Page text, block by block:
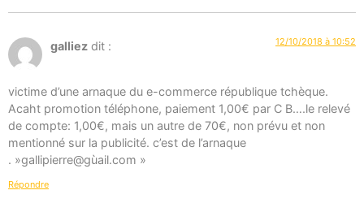
galliez dit : 12/10/2018 à 10:52
victime d’une arnaque du e-commerce république tchèque.
Acaht promotion téléphone, paiement 1,00€ par C B….le relevé
de compte: 1,00€, mais un autre de 70€, non prévu et non
mentionné sur la publicité. c’est de l’arnaque
. »gallipierre@gùail.com »
Répondre